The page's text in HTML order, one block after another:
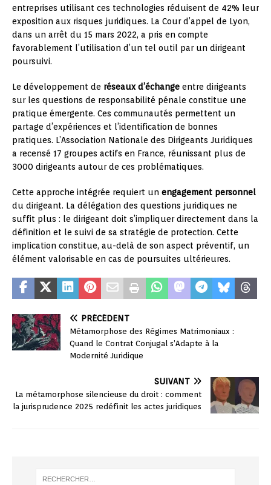
entreprises utilisant ces technologies réduisent de 42% leur
exposition aux risques juridiques. La Cour d’appel de Lyon,
dans un arrêt du 15 mars 2022, a pris en compte
favorablement l’utilisation d’un tel outil par un dirigeant
poursuivi.
Le développement de réseaux d’échange entre dirigeants
sur les questions de responsabilité pénale constitue une
pratique émergente. Ces communautés permettent un
partage d’expériences et l’identification de bonnes
pratiques. L’Association Nationale des Dirigeants Juridiques
a recensé 17 groupes actifs en France, réunissant plus de
3000 dirigeants autour de ces problématiques.
Cette approche intégrée requiert un engagement personnel
du dirigeant. La délégation des questions juridiques ne
suffit plus : le dirigeant doit s’impliquer directement dans la
définition et le suivi de sa stratégie de protection. Cette
implication constitue, au-delà de son aspect préventif, un
élément valorisable en cas de poursuites ultérieures.
PRÉCÉDENT
Métamorphose des Régimes Matrimoniaux :
Quand le Contrat Conjugal s’Adapte à la
Modernité Juridique
SUIVANT
La métamorphose silencieuse du droit : comment
la jurisprudence 2025 redéfinit les actes juridiques